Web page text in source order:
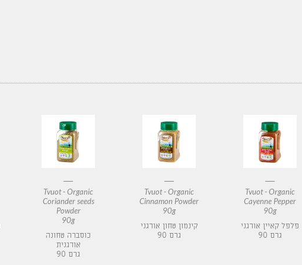
Tvuot - Organic
Coriander seeds
Powder
90g
כוסברה טחונה
אורגנית
90 גרם
Tvuot - Organic
Cinnamon Powder
90g
קינמון טחון אורגני
90 גרם
Tvuot - Organic
Cayenne Pepper
90g
פלפל קאיין אורגני
90 גרם